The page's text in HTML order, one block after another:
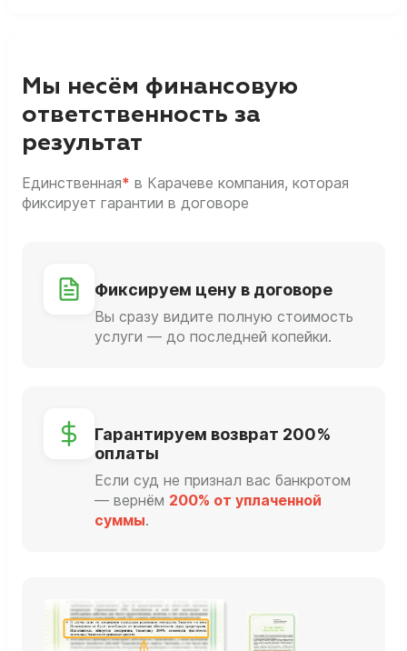
Мы несём финансовую
ответственность за
результат
Единственная* в Карачеве компания, которая
фиксирует гарантии в договоре
Фиксируем цену в договоре
Вы сразу видите полную стоимость
услуги — до последней копейки.
Гарантируем возврат 200%
оплаты
Если суд не признал вас банкротом
— вернём 200% от уплаченной
суммы.